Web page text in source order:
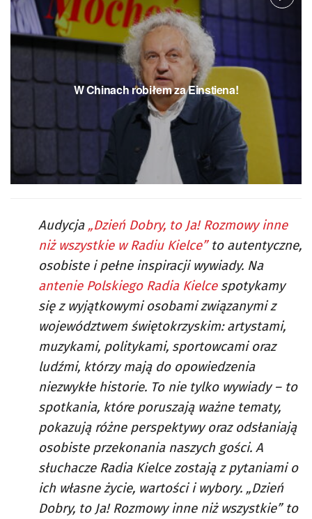
W Chinach robiłem za Einstiena!
Audycja „Dzień Dobry, to Ja! Rozmowy inne
niż wszystkie w Radiu Kielce”to autentyczne,
osobiste i pełne inspiracji wywiady. Na
antenie Polskiego Radia Kielcespotykamy
się z wyjątkowymi osobami związanymi z
województwem świętokrzyskim: artystami,
muzykami, politykami, sportowcami oraz
ludźmi, którzy mają do opowiedzenia
niezwykłe historie. To nie tylko wywiady – to
spotkania, które poruszają ważne tematy,
pokazują różne perspektywy oraz odsłaniają
osobiste przekonania naszych gości. A
słuchacze Radia Kielce zostają z pytaniami o
ich własne życie, wartości i wybory. „Dzień
Dobry, to Ja! Rozmowy inne niż wszystkie” to